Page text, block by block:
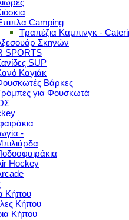
Camping
Τραπέζια Καμπινγκ -
Σκηνών
SPORTS
SUP
Καγιάκ
Βάρκες
για Φουσκωτά
-
Hockey
Κήπου
Κήπου
Κήπου